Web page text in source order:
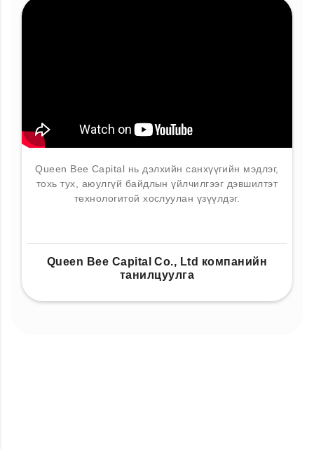
Queen Bee Capital нь дэлхийн санхүүгийн мэдлэг,
тохь тух, аюулгүй байдлын үйлчилгээг дэвшилтэт
технологитой хослуулан үзүүлдэг.
Queen Bee Capital Co., Ltd компанийн
танилцуулга